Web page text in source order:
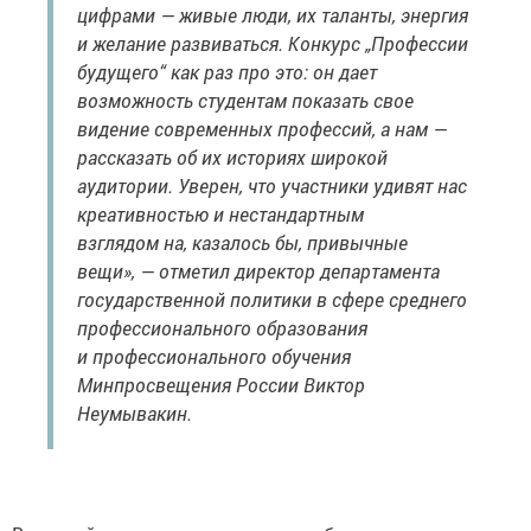
цифрами — живые люди, их таланты, энергия
и желание развиваться. Конкурс „Профессии
будущего“ как раз про это: он дает
возможность студентам показать свое
видение современных профессий, а нам —
рассказать об их историях широкой
аудитории. Уверен, что участники удивят нас
креативностью и нестандартным
взглядом на, казалось бы, привычные
вещи», — отметил директор департамента
государственной политики в сфере среднего
профессионального образования
и профессионального обучения
Минпросвещения России Виктор
Неумывакин.